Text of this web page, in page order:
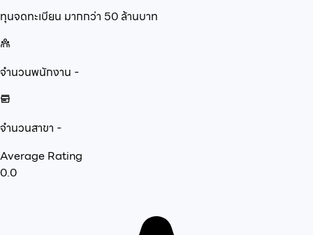
ทุนจดทะเบียน มากกว่า 50 ล้านบาท
จำนวนพนักงาน -
จำนวนสาขา -
Average Rating
0.0